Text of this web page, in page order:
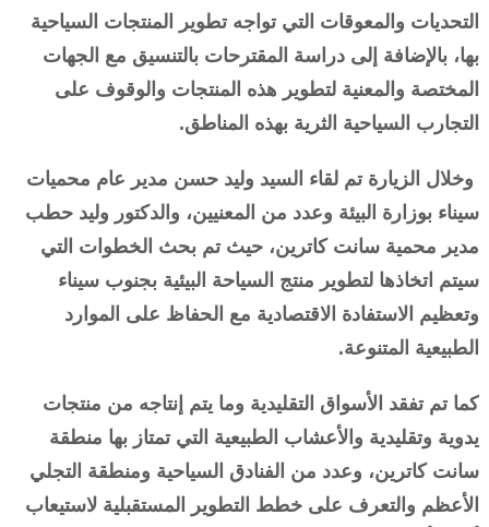
التحديات والمعوقات التي تواجه تطوير المنتجات السياحية
بها، بالإضافة إلى دراسة المقترحات بالتنسيق مع الجهات
المختصة والمعنية لتطوير هذه المنتجات والوقوف على
التجارب السياحية الثرية بهذه المناطق.
وخلال الزيارة تم لقاء السيد وليد حسن مدير عام محميات
سيناء بوزارة البيئة وعدد من المعنيين، والدكتور وليد حطب
مدير محمية سانت كاترين، حيث تم بحث الخطوات التي
سيتم اتخاذها لتطوير منتج السياحة البيئية بجنوب سيناء
وتعظيم الاستفادة الاقتصادية مع الحفاظ على الموارد
الطبيعية المتنوعة.
كما تم تفقد الأسواق التقليدية وما يتم إنتاجه من منتجات
يدوية وتقليدية والأعشاب الطبيعية التي تمتاز بها منطقة
سانت كاترين، وعدد من الفنادق السياحية ومنطقة التجلي
الأعظم والتعرف على خطط التطوير المستقبلية لاستيعاب